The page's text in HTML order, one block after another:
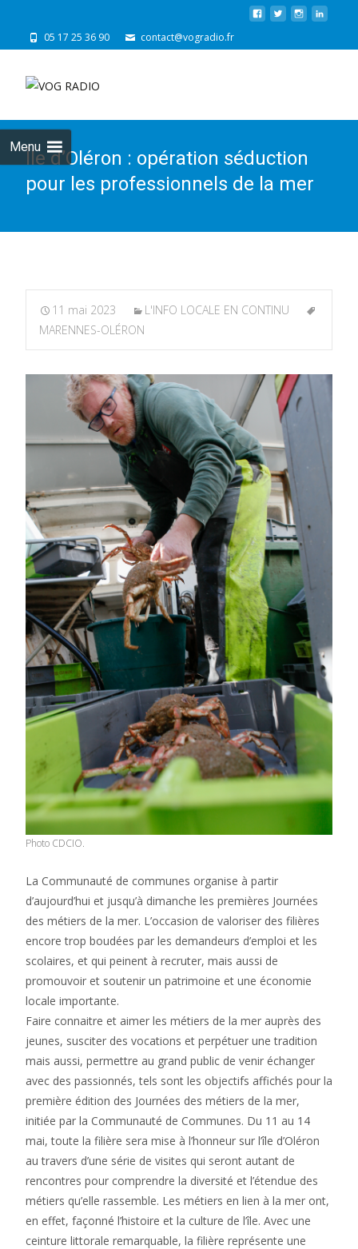
05 17 25 36 90 contact@vogradio.fr
Menu
Île d’Oléron : opération séduction
pour les professionnels de la mer
11 mai 2023
L'INFO LOCALE EN CONTINU
MARENNES-OLÉRON
Photo CDCIO.
La Communauté de communes organise à partir
d’aujourd’hui et jusqu’à dimanche les premières Journées
des métiers de la mer. L’occasion de valoriser des filières
encore trop boudées par les demandeurs d’emploi et les
scolaires, et qui peinent à recruter, mais aussi de
promouvoir et soutenir un patrimoine et une économie
locale importante.
Faire connaitre et aimer les métiers de la mer auprès des
jeunes, susciter des vocations et perpétuer une tradition
mais aussi, permettre au grand public de venir échanger
avec des passionnés, tels sont les objectifs affichés pour la
première édition des Journées des métiers de la mer,
initiée par la Communauté de Communes. Du 11 au 14
mai, toute la filière sera mise à l’honneur sur l’île d’Oléron
au travers d’une série de visites qui seront autant de
rencontres pour comprendre la diversité et l’étendue des
métiers qu’elle rassemble. Les métiers en lien à la mer ont,
en effet, façonné l’histoire et la culture de l’île. Avec une
ceinture littorale remarquable, la filière représente une